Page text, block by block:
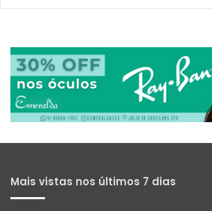
Mais vistas nos últimos 7 dias